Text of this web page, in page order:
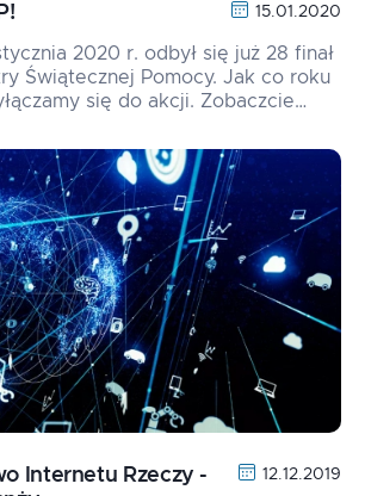
15.01.2020
2020 r. odbył się już 28 finał
Świątecznej Pomocy. Jak co roku
się do akcji. Zobaczcie…
Internetu Rzeczy -
12.12.2019